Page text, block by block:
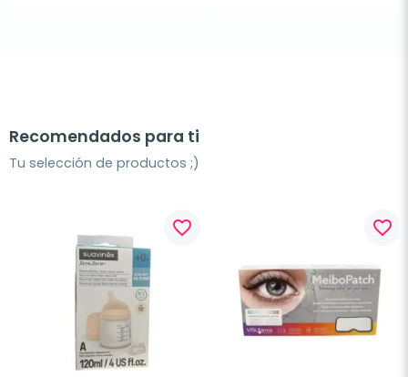
Recomendados para ti
Tu selección de productos ;)
favorite_border favorite_border